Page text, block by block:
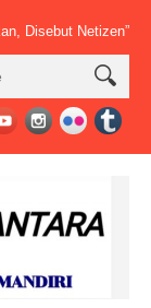
Netizen” Macan